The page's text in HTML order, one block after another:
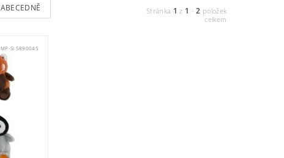
ABECEDNĚ Stránka 1 z 1 -2 položek
celkem
MP-SI 5890045